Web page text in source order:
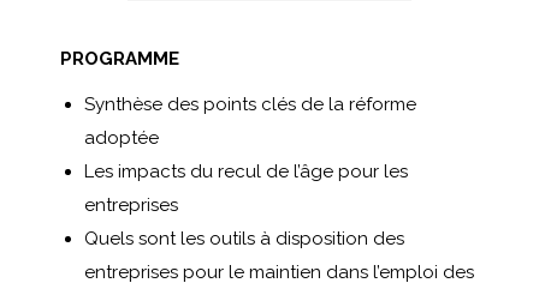
PROGRAMME
Synthèse des points clés de la réforme
adoptée
Les impacts du recul de l’âge pour les
entreprises
Quels sont les outils à disposition des
entreprises pour le maintien dans l’emploi des